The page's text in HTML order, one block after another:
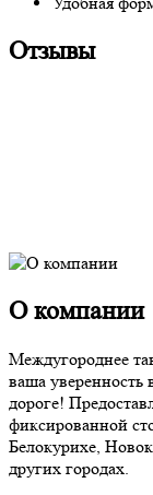
Отзывы
О компании
Междугороднее
ваша уверенность
дороге!
фиксированной
Белокурихе,
других городах.